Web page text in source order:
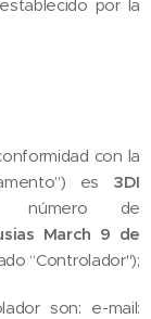
por la
con la
es 3DI
número de
March 9 de
“Controlador");
son: e-mail: